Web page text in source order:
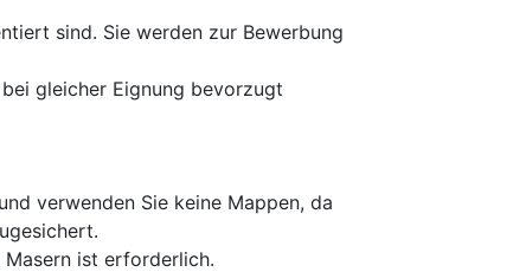
sind. Sie werden zur Bewerbung
gleicher Eignung bevorzugt
verwenden Sie keine Mappen, da
ist erforderlich.